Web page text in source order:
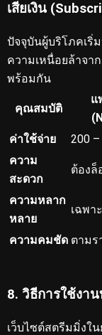
เสียเงิน
ปัจจุบันผู้บริโภคเริ่
ความเหนื่อยล้าจา
พร้อมกัน
คุณสมบัติ
แ
ค่าใช้จ่าย
200
ความ
สะดวก
ต้อง
ความหลาก
หลาย
เฉพา
ความคมชัด ตามร
8. วิธีการใช้งา
เว็บไซต์สตรีมมิ่งใ